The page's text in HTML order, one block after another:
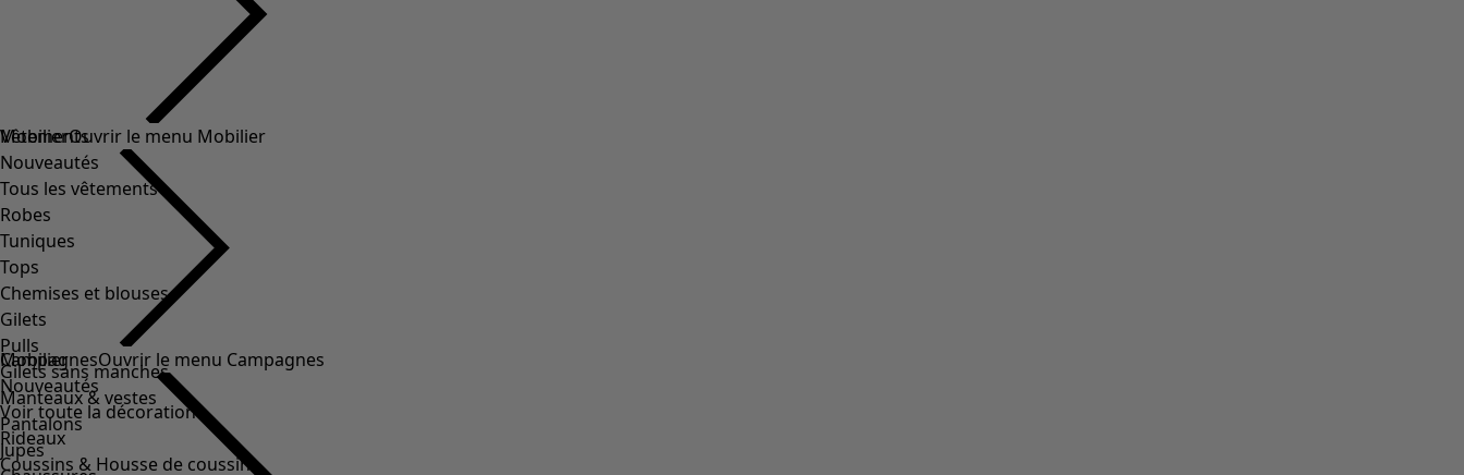
Vêtements
Nouveautés
Tous les vêtements
Robes
Tuniques
Tops
Chemises et blouses
Gilets
Pulls
Gilets sans manches
Manteaux & vestes
Pantalons
Jupes
MobilierOuvrir le menu Mobilier
Mobilier
Nouveautés
Voir toute la décoration
Rideaux
Coussins & Housse de coussin
CampagnesOuvrir le menu Campagnes